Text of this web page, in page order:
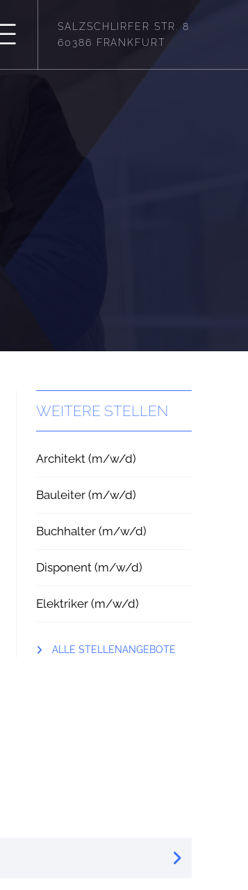
SALZSCHLIRFER STR. 8
60386 FRANKFURT
WEITERE STELLEN
Architekt (m/w/d)
Bauleiter (m/w/d)
Buchhalter (m/w/d)
Disponent (m/w/d)
Elektriker (m/w/d)
ALLE STELLENANGEBOTE